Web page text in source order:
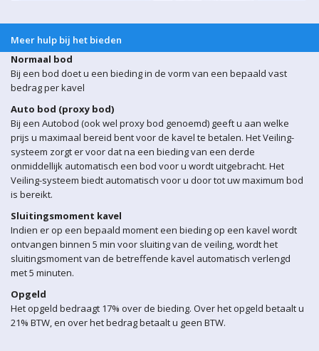
Meer hulp bij het bieden
Normaal bod
Bij een bod doet u een bieding in de vorm van een bepaald vast
bedrag per kavel
Auto bod (proxy bod)
Bij een Autobod (ook wel proxy bod genoemd) geeft u aan welke
prijs u maximaal bereid bent voor de kavel te betalen. Het Veiling-
systeem zorgt er voor dat na een bieding van een derde
onmiddellijk automatisch een bod voor u wordt uitgebracht. Het
Veiling-systeem biedt automatisch voor u door tot uw maximum bod
is bereikt.
Sluitingsmoment kavel
Indien er op een bepaald moment een bieding op een kavel wordt
ontvangen binnen 5 min voor sluiting van de veiling, wordt het
sluitingsmoment van de betreffende kavel automatisch verlengd
met 5 minuten.
Opgeld
Het opgeld bedraagt 17% over de bieding. Over het opgeld betaalt u
21% BTW, en over het bedrag betaalt u geen BTW.